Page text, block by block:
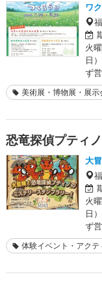
ワ
火
日
ず営
美術展・博物展・展示
恐竜探偵プティ
大
火
日
ず営
体験イベント・アクテ